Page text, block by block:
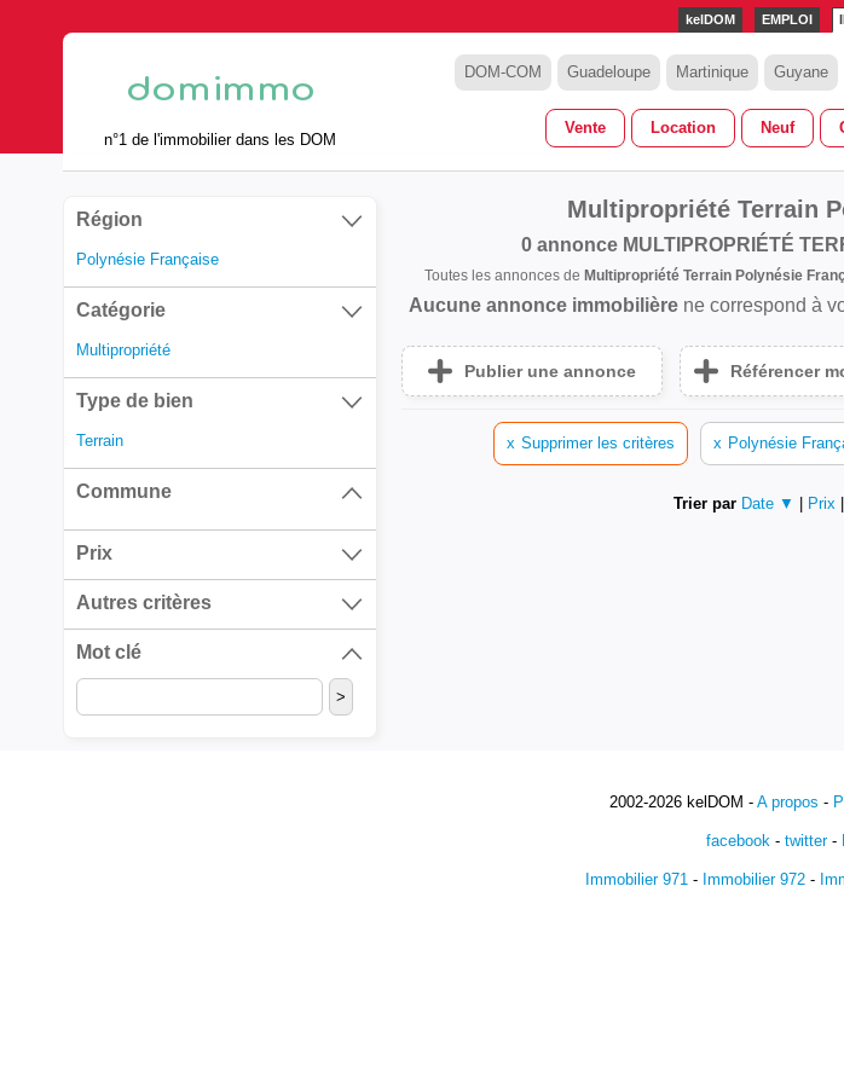
kelDOM EMPLOI
n°1 de l'immobilier dans les DOM
DOM-COM Guadeloupe Martinique Guyane
Vente Location Neuf
Région
Polynésie Française
Catégorie
Multipropriété
Type de bien
Terrain
Commune
Prix
Autres critères
Mot clé
Multipropriété Terrain
0 annonce MULTIPROPRIÉTÉ
Toutes les annonces de Multipropriété Terrain Polynésie
Aucune annonce immobilièrene correspond à
Publier une annonce Référencer
x Supprimer les critères x Polynésie
Trier par Date ▼ Prix
2002-2026 kelDOM - A propos -
facebook- twitter-
Immobilier 971 - Immobilier 972 -